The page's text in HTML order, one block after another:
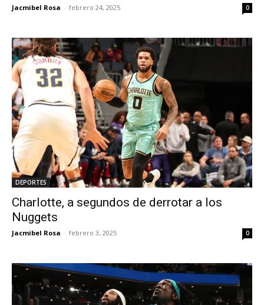
Jacmibel Rosa - febrero 24, 2025 0
DEPORTES
Charlotte, a segundos de derrotar a los
Nuggets
Jacmibel Rosa - febrero 3, 2025 0